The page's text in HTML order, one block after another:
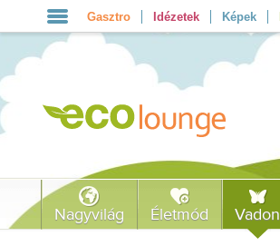
Gasztro Idézetek Képek
Nagyvilág Életmód Vadon